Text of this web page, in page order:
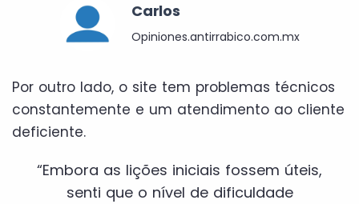
Carlos
Opiniones.antirrabico.com.mx
Por outro lado, o site tem problemas técnicos
constantemente e um atendimento ao cliente
deficiente.
“Embora as lições iniciais fossem úteis,
senti que o nível de dificuldade